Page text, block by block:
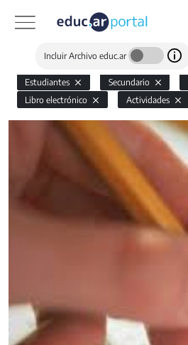
Incluir Archivo educ.ar
Estudiantes Secundario
Libro electrónico
Actividades